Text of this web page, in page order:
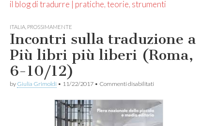
il blog di tradurre | pratiche, teorie, strumenti
ITALIA PROSSIMAMENTE
Incontri sulla traduzione a
Più libri più liberi (Roma,
6-10/12)
by Giulia Grimoldi • 11/22/2017 • Commenti disabilitati
sulla
traduzione
a
Più